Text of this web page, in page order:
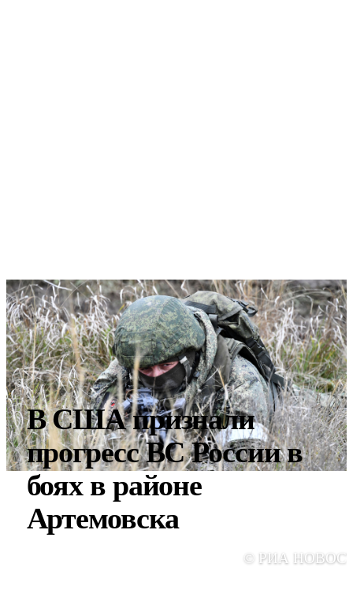
В США признали
прогресс ВС России в
боях в районе
Артемовска
© РИА